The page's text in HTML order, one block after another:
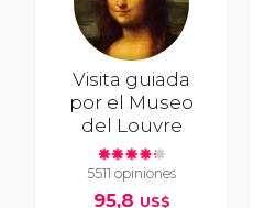
Visita guiada
por el Museo
del Louvre
5511 opiniones
95,8 US$